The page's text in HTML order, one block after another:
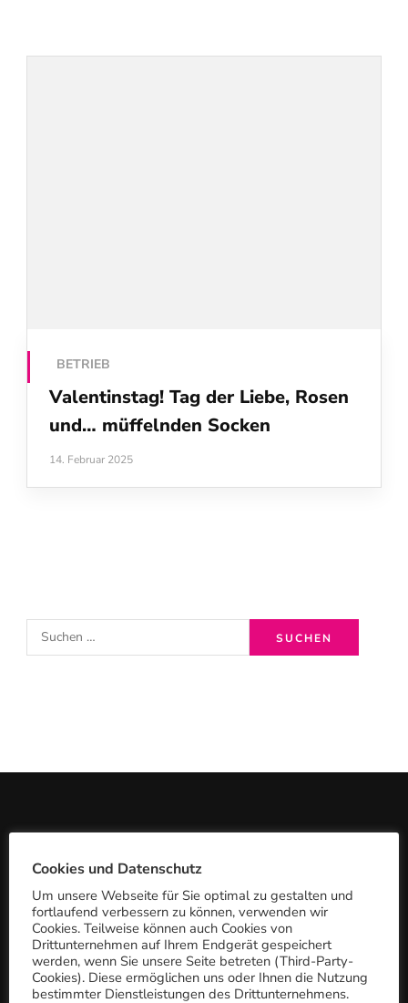
BETRIEB
Valentinstag! Tag der Liebe, Rosen
und… müffelnden Socken
14. Februar 2025
u
n
h:
PFLEGEKENNZEICHEN
Cookies und Datenschutz
Um unsere Webseite für Sie optimal zu gestalten und
fortlaufend verbessern zu können, verwenden wir
Cookies. Teilweise können auch Cookies von
Drittunternehmen auf Ihrem Endgerät gespeichert
werden, wenn Sie unsere Seite betreten (Third-Party-
Cookies). Diese ermöglichen uns oder Ihnen die Nutzung
bestimmter Dienstleistungen des Drittunternehmens.